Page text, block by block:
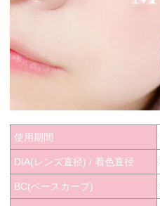
使用期間
DIA(レンズ直径) / 着色直径
BC(ベースカーブ)